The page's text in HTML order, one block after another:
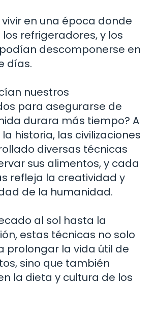
en una época donde
refrigeradores, y los
descomponerse en
días.
nuestros
para asegurarse de
durara más tiempo? A
historia, las civilizaciones
diversas técnicas
sus alimentos, y cada
refleja la creatividad y
de la humanidad.
al sol hasta la
estas técnicas no solo
prolongar la vida útil de
sino que también
la dieta y cultura de los